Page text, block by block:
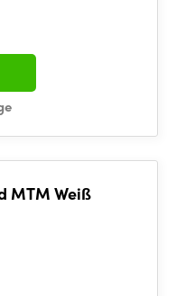
MTM Weiß